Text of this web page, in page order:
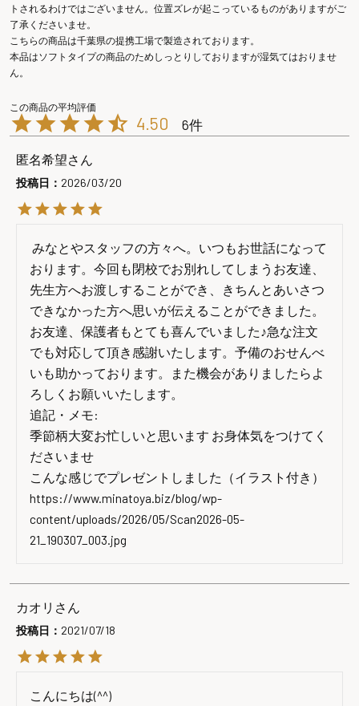
トされるわけではございません。位置ズレが起こっているものがありますがご
了承くださいませ。
こちらの商品は千葉県の提携工場で製造されております。
本品はソフトタイプの商品のためしっとりしておりますが湿気てはおりませ
ん。
4.50 6
匿名希望
投稿日 2026/03/20
おります。今回も閉校でお別れしてしまうお友達、
先生方へお渡しすることができ、きちんとあいさつ
できなかった方へ思いが伝えることができました。
お友達、保護者もとても喜んでいました♪急な注文
でも対応して頂き感謝いたします。予備のおせんべ
いも助かっております。また機会がありましたらよ
ろしくお願いいたします。
追記・メモ:
季節柄大変お忙しいと思います お身体気をつけてく
ださいませ
こんな感じでプレゼントしました（イラスト付き）
https://www.minatoya.biz/blog/wp-
content/uploads/2026/05/Scan2026-05-
21_190307_003.jpg
カオリ
投稿日 2021/07/18
こんにちは(^^)